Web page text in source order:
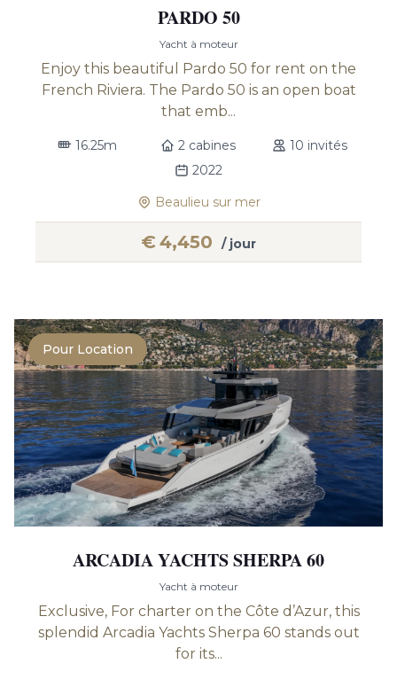
PARDO 50
Yacht à moteur
Enjoy this beautiful Pardo 50 for rent on the
French Riviera. The Pardo 50 is an open boat
that emb...
16.25m 2 cabines
10 invités
2022
Beaulieu sur mer
€4,450 / jour
Pour Location
ARCADIA YACHTS SHERPA 60
Yacht à moteur
Exclusive, For charter on the Côte d’Azur, this
splendid Arcadia Yachts Sherpa 60 stands out
for its...